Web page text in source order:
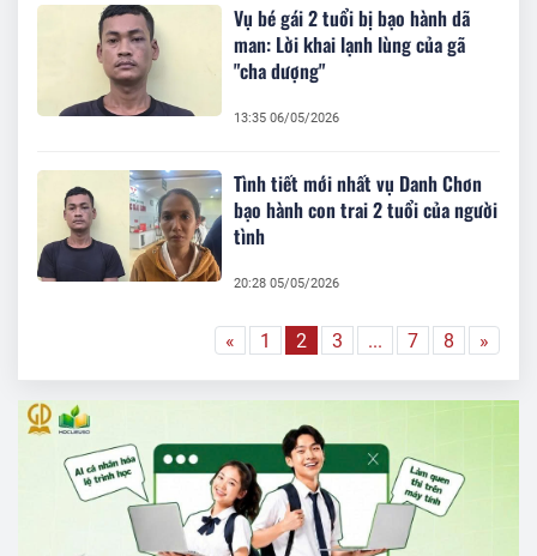
Vụ bé gái 2 tuổi bị bạo hành dã
man: Lời khai lạnh lùng của gã
"cha dượng"
13:35 06/05/2026
Tình tiết mới nhất vụ Danh Chơn
bạo hành con trai 2 tuổi của người
tình
20:28 05/05/2026
« 1 2 3 ... 7 8 »